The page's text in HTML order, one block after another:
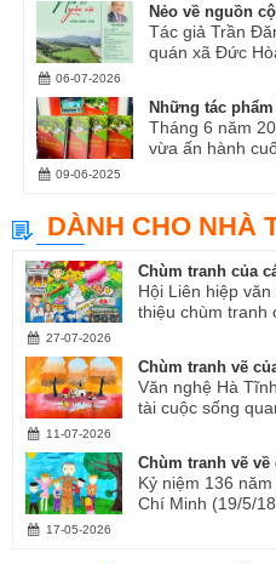
Nẻo về nguồn
Tác giả Trần
quán xã Đức
06-07-2026
Những tác
Tháng 6 năm
vừa ấn hành
09-06-2025
DÀNH CHO NHÀ
Chùm tranh của
Hội Liên hiệp
thiệu chùm tranh
27-07-2026
Chùm tranh vẽ
Văn nghệ Hà
tài cuộc sống
11-07-2026
Chùm tranh vẽ về
Kỷ niệm 136
Chí Minh (19/5/
17-05-2026